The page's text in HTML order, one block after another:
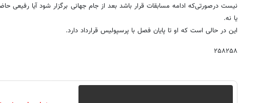
نیست درصورتی‌که ادامه مسابقات قرار باشد بعد از جام جهانی برگزار شود آیا رفیعی
یا نه.
این در حالی است که او تا پایان فصل با پرسپولیس قرارداد دارد.
۲۵۸۲۵۸